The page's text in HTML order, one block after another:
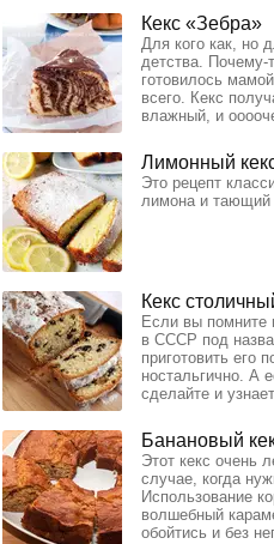
Кекс «Зебра»
Для кого как, но
детства. Почему-
готовилось
всего. Кекс
влажный, и
Лимонный
Это рецепт
лимона и тающий
Кекс
Если вы помните
в СССР под
приготовить его
ностальгично. А
сделайте и
Банановый
Этот кекс очень
случае, когда
Использование
волшебный
обойтись и без